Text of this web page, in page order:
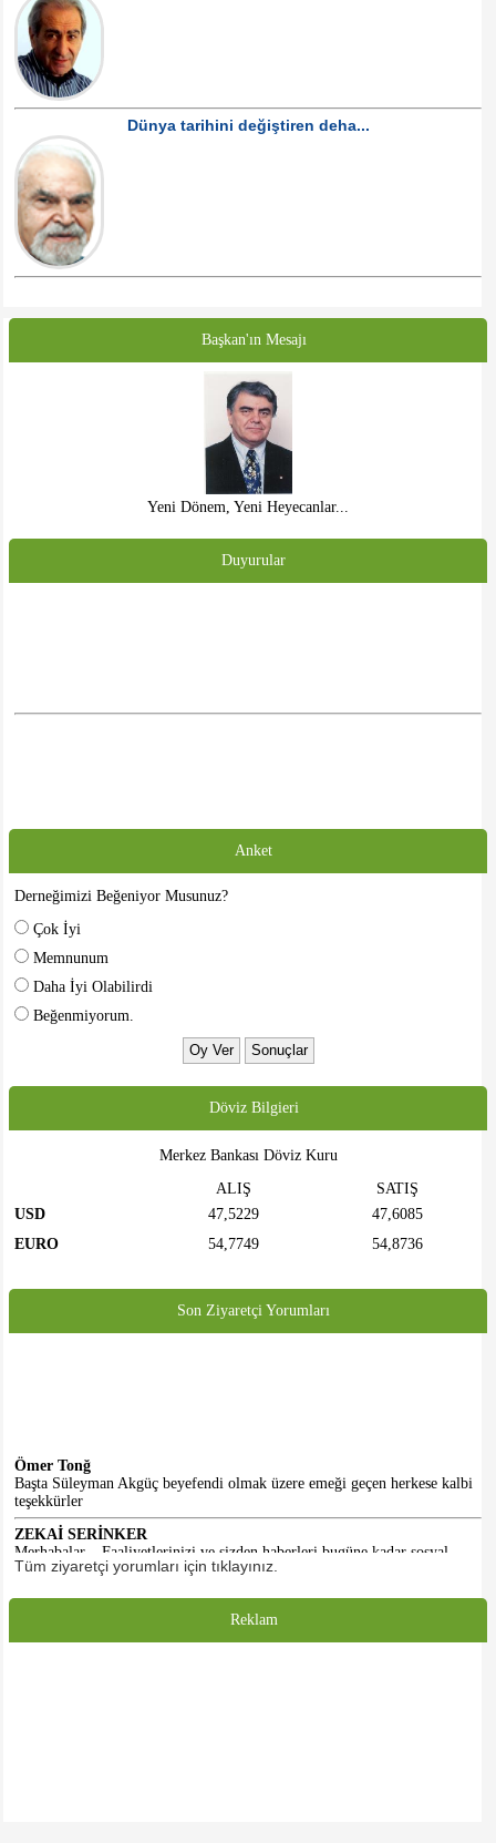
Başkan'ın Mesajı
Yeni Dönem, Yeni Heyecanlar...
Duyurular
Anket
Derneğimizi Beğeniyor Musunuz?
Çok İyi
Memnunum
Daha İyi Olabilirdi
Beğenmiyorum.
Döviz Bilgieri
Merkez Bankası Döviz Kuru
ALIŞ
SATIŞ
USD
47,5229
47,6085
EURO
54,7749 54,8736
Son Ziyaretçi Yorumları
Ömer Tonğ
Başta Süleyman Akgüç beyefendi olmak üzere emeği geçen herkese kalbi
teşekkürler
ZEKAİ SERİNKER
Merhabalar... Faaliyetlerinizi ve sizden haberleri bugüne kadar sosyal
medyadan takip ediyorduk. Gelecekte ki doğal üyeniz olarak, tüm
emeklilerimize sağlık ve afiyet diliyorum. Selamlar...
Tüm ziyaretçi yorumları için tıklayınız.
Reklam
Dünya tarihini değiştiren deha...